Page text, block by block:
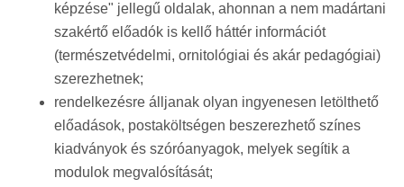
képzése" jellegű oldalak, ahonnan a nem madártani
szakértő előadók is kellő háttér információt
(természetvédelmi, ornitológiai és akár pedagógiai)
szerezhetnek;
rendelkezésre álljanak olyan ingyenesen letölthető
előadások, postaköltségen beszerezhető színes
kiadványok és szóróanyagok, melyek segítik a
modulok megvalósítását;